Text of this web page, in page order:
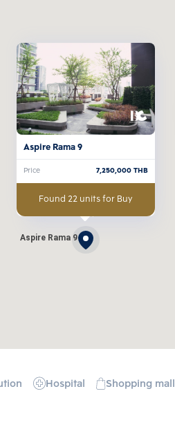
Aspire Rama 9
Aspire Rama 9
Price 7,250,000THB
Found 22 units for Buy
Hospital Shopping mall